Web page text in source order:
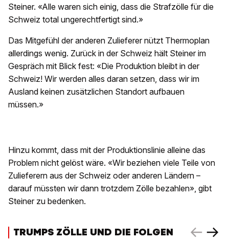
Steiner. «Alle waren sich einig, dass die Strafzölle für die
Schweiz total ungerechtfertigt sind.»
Das Mitgefühl der anderen Zulieferer nützt Thermoplan
allerdings wenig. Zurück in der Schweiz hält Steiner im
Gespräch mit Blick fest: «Die Produktion bleibt in der
Schweiz! Wir werden alles daran setzen, dass wir im
Ausland keinen zusätzlichen Standort aufbauen
müssen.»
Hinzu kommt, dass mit der Produktionslinie alleine das
Problem nicht gelöst wäre. «Wir beziehen viele Teile von
Zulieferern aus der Schweiz oder anderen Ländern –
darauf müssten wir dann trotzdem Zölle bezahlen», gibt
Steiner zu bedenken.
TRUMPS ZÖLLE UND DIE FOLGEN